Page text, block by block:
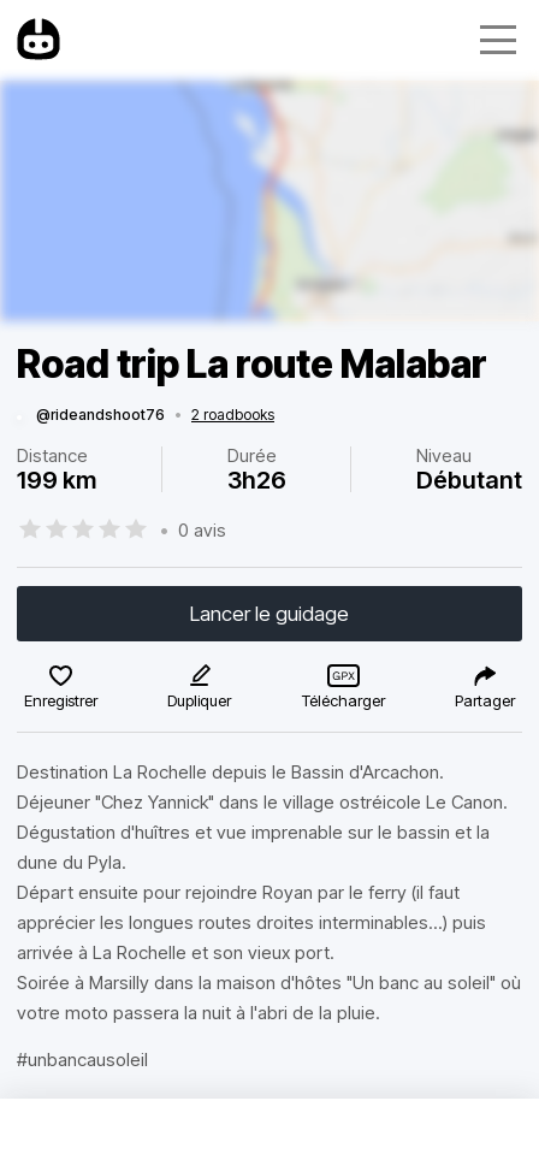
Road trip La route Malabar
@rideandshoot76 • 2 roadbooks
Distance
199 km
Durée
3h26
Niveau
Débutant
• 0 avis
Lancer le guidage
Enregistrer Dupliquer Télécharger Partager
Destination La Rochelle depuis le Bassin d'Arcachon.
Déjeuner "Chez Yannick" dans le village ostréicole Le Canon.
Dégustation d'huîtres et vue imprenable sur le bassin et la
dune du Pyla.
Départ ensuite pour rejoindre Royan par le ferry (il faut
apprécier les longues routes droites interminables...) puis
arrivée à La Rochelle et son vieux port.
Soirée à Marsilly dans la maison d'hôtes "Un banc au soleil" où
votre moto passera la nuit à l'abri de la pluie.
#unbancausoleil